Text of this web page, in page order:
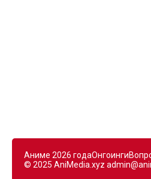
Аниме 2026 годаОнгоинги
© 2025 AniMedia.xyz